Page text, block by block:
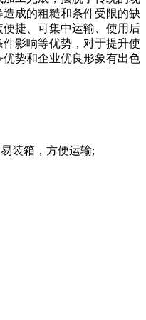
成的粗糙和条件受限的缺
捷、可集中运输、使用后
影响等优势，对于提升使
势和企业优良形象有出色
装箱，方便运输;